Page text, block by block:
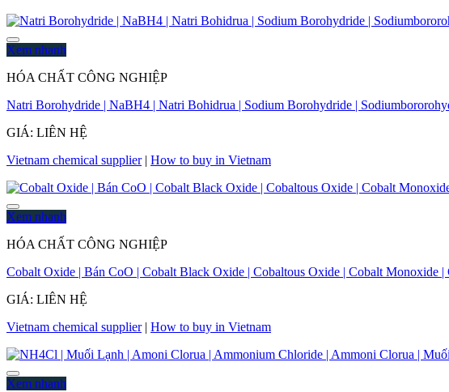
Xem nhanh
HÓA CHẤT CÔNG NGHIỆP
Natri Borohydride | NaBH4 | Natri Bohidrua | Sodium Borohydride |
GIÁ: LIÊN HỆ
Vietnam chemical supplier| How to buy in Vietnam
Xem nhanh
HÓA CHẤT CÔNG NGHIỆP
Cobalt Oxide | Bán CoO | Cobalt Black Oxide | Cobaltous Oxide | Cobalt
GIÁ: LIÊN HỆ
Vietnam chemical supplier| How to buy in Vietnam
Xem nhanh